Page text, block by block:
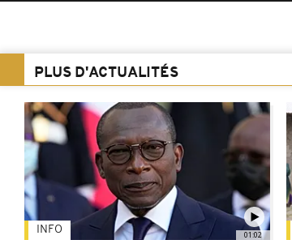
PLUS D'ACTUALITÉS
01:02
INFO